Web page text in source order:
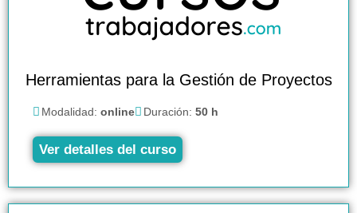
Herramientas para la Gestión de Proyectos
Modalidad: online Duración: 50 h
Ver detalles del curso